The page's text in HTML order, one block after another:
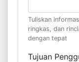
Tuliskan
ringkas, dan
dengan tepat
Tujuan